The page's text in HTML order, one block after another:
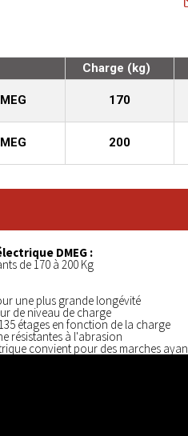
Charge (kg)
170
200
DMEG :
de 170 à 200 Kg
une plus grande longévité
de niveau de charge
étages en fonction de la charge
résistantes à l'abrasion
convient pour des marches